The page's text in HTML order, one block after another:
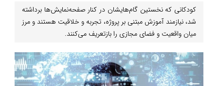
کودکانی که نخستین گام‌هایشان در کنار صفحه‌نمایش‌ها برداشته
شد، نیازمند آموزش مبتنی بر پروژه، تجربه و خلاقیت هستند و مرز
میان واقعیت و فضای مجازی را بازتعریف می‌کنند.